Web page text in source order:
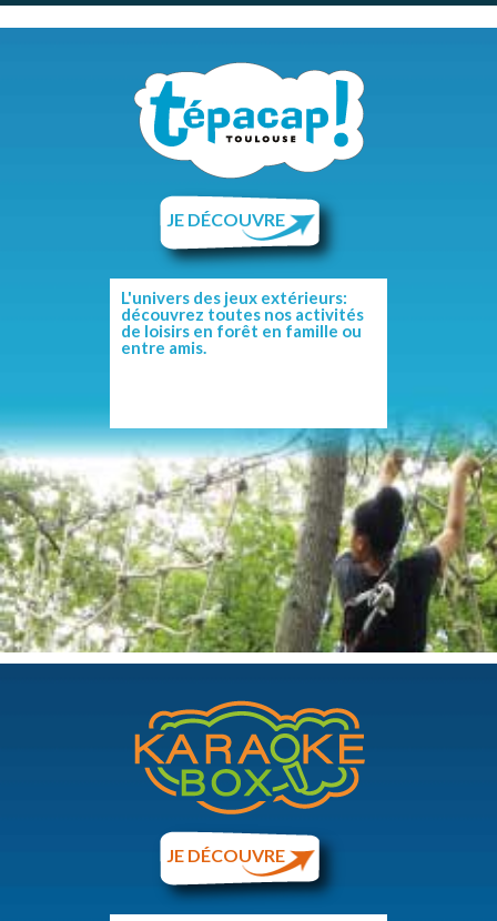
JE DÉCOUVRE
L'univers des jeux extérieurs:
découvrez toutes nos activités
de loisirs en forêt en famille ou
entre amis.
JE DÉCOUVRE